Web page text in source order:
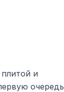
и
очередь